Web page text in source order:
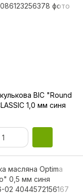
BIC "Round
1,0 мм синя